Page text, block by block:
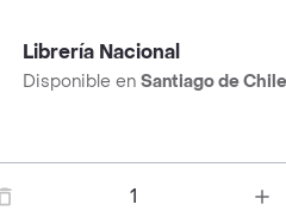
Librería Nacional
Disponible en Santiago de Chile
1